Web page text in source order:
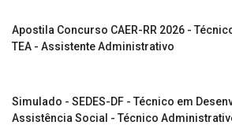
Apostila Concurso CAER-RR 2026 -
TEA - Assistente Administrativo
Simulado - SEDES-DF - Técnico em
Assistência Social - Técnico